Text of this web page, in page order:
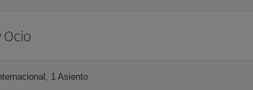
1 Asiento